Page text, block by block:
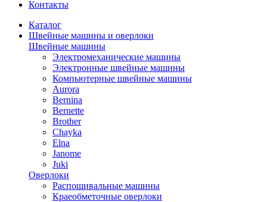
Контакты
Каталог
Швейные машины и оверлоки
Швейные машины
Электромеханические машины
Электронные швейные машины
Компьютерные швейные машины
Aurora
Bernina
Bernette
Brother
Chayka
Elna
Janome
Juki
Оверлоки
Распошивальные машины
Краеобметочные оверлоки